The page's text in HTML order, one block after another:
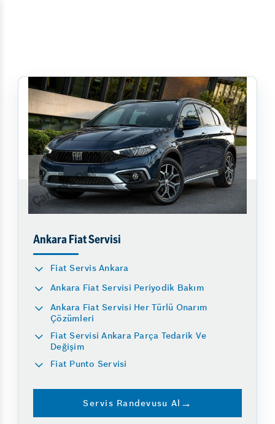
Ankara Fiat Servisi
Fiat Servis Ankara
Ankara Fiat Servisi Periyodik Bakım
Ankara Fiat Servisi Her Türlü Onarım
Çözümleri
Fiat Servisi Ankara Parça Tedarik Ve
Değişim
Fiat Punto Servisi
Servis Randevusu Al